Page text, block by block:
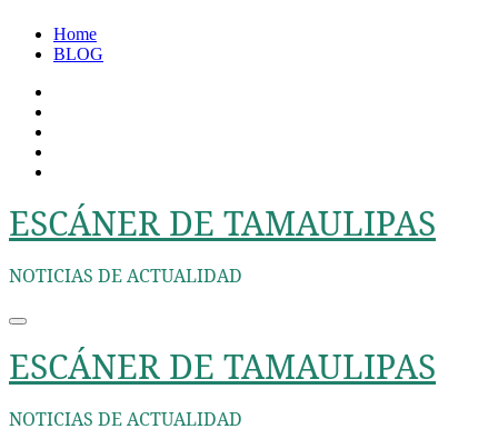
Home
BLOG
ESCÁNER DE TAMAULIPAS
NOTICIAS DE ACTUALIDAD
ESCÁNER DE TAMAULIPAS
NOTICIAS DE ACTUALIDAD